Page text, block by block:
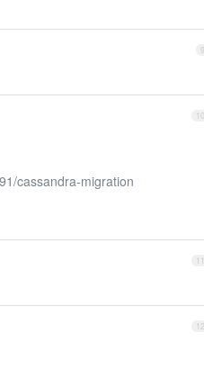
9
10
cassandra-migration
11
12